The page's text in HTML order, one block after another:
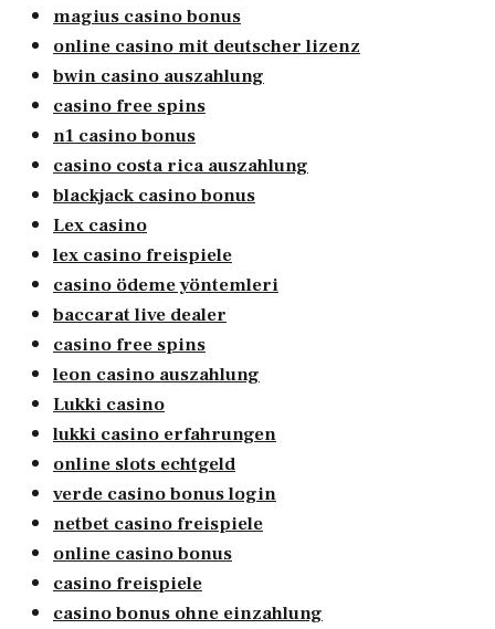
magius casino bonus
online casino mit deutscher lizenz
bwin casino auszahlung
casino free spins
n1 casino bonus
casino costa rica auszahlung
blackjack casino bonus
Lex casino
lex casino freispiele
casino ödeme yöntemleri
baccarat live dealer
casino free spins
leon casino auszahlung
Lukki casino
lukki casino erfahrungen
online slots echtgeld
verde casino bonus login
netbet casino freispiele
online casino bonus
casino freispiele
casino bonus ohne einzahlung